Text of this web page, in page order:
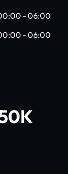
- 06:00
- 06:00